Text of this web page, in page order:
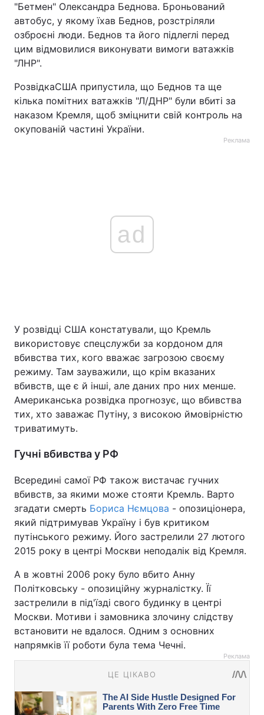
"Бетмен" Олександра Беднова. Броньований
автобус, у якому їхав Беднов, розстріляли
озброєні люди. Беднов та його підлеглі перед
цим відмовилися виконувати вимоги ватажків
"ЛНР".
РозвідкаСША припустила, що Беднов та ще
кілька помітних ватажків "Л/ДНР" були вбиті за
наказом Кремля, щоб зміцнити свій контроль на
окупованій частині України.
Реклама
ad
У розвідці США констатували, що Кремль
використовує спецслужби за кордоном для
вбивства тих, кого вважає загрозою своєму
режиму. Там зауважили, що крім вказаних
вбивств, ще є й інші, але даних про них менше.
Американська розвідка прогнозує, що вбивства
тих, хто заважає Путіну, з високою ймовірністю
триватимуть.
Гучні вбивства у РФ
Всередині самої РФ також вистачає гучних
вбивств, за якими може стояти Кремль. Варто
згадати смерть Бориса Нємцова - опозиціонера,
який підтримував Україну і був критиком
путінського режиму. Його застрелили 27 лютого
2015 року в центрі Москви неподалік від Кремля.
А в жовтні 2006 року було вбито Анну
Політковську - опозиційну журналістку. Її
застрелили в під'їзді свого будинку в центрі
Москви. Мотиви і замовника злочину слідству
встановити не вдалося. Одним з основних
напрямків її роботи була тема Чечні.
Реклама